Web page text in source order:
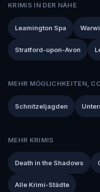
KRIMIS IN DER NÄHE
Leamington Spa
Stratford-upon-Avon
MEHR MÖGLICHKEITEN,
Schnitzeljagden
MEHR KRIMIS
Death in the Shadows
Alle Krimi-Städte